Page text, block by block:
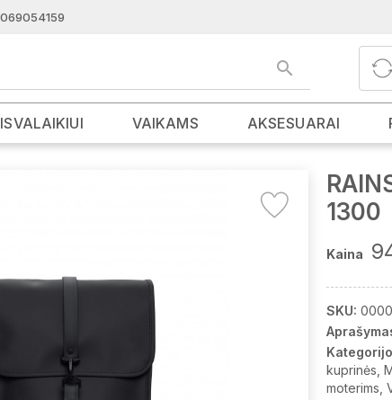
VAIKAMS AKSESUARAI
1300
Kaina
SKU:
kuprinės
moterims